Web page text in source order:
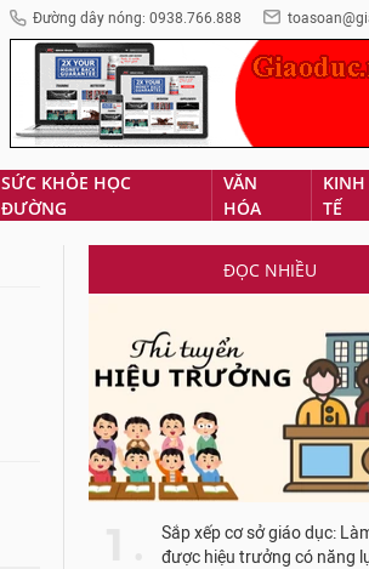
Đường dây nóng: 0938.766.888
SỨC KHỎE HỌC
ĐƯỜNG
VĂN
HÓA
KINH
TẾ
ĐỌC NHIỀU
Sắp xếp cơ sở giáo dục:
được hiệu trưởng có năng